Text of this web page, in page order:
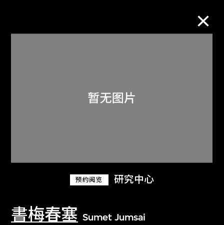
预约阅览 研究中心
書梅春塞 Sumet Jumsai
关于M+藏品
探索世界顶级的二十及二十一世纪视觉
文化藏品。